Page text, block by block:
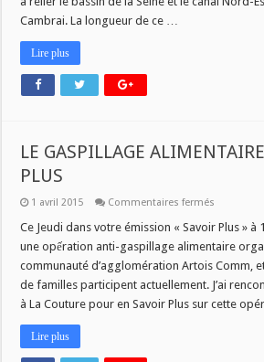
Cambrai. La longueur de ce …
Lire plus
LE GASPILLAGE
PLUS
1 avril 2015 Commentaires fermés
DANS
SAVOIR
PLUS
Ce Jeudi dans votre émission « Savoir Plus » à
une opếration anti-gaspillage alimentaire
communauté d’agglomération Artois Comm,
de familles participent actuellement. J’ai
à La Couture pour en Savoir Plus sur cette
Lire plus